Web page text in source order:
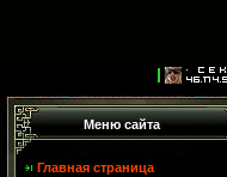
Меню сайта
Главная страница